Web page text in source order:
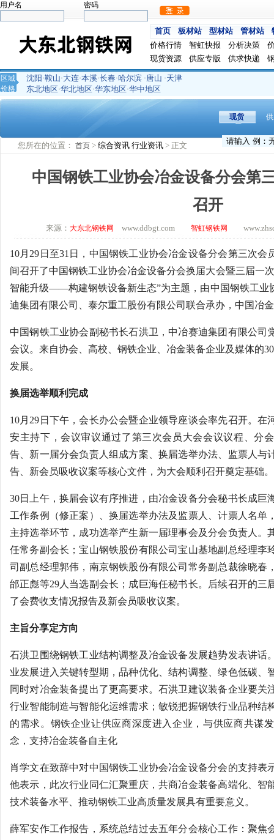
用户名 密码
首页 板材站 型材站 管材站
价格行情
智虹快报 分析决策
现货资源
供应专版 供求快递
区域
价格
沈阳 ·鞍山·大连·本溪·长春·哈尔滨 ·唐山 ·天津
东北地区·华北地区·华东地区·华中地区
现货
您所在的位置： 首页 > 综合资讯 行业资讯 > 正文
中国钢铁工业协会冶金设备分会第
召开
来源：大东北钢铁网 www.ddbgt.com智虹钢铁网
10月29日至31日，中国钢铁工业协会冶金设备分会第三次会
间召开了中国钢铁工业协会冶金设备分会换届大会暨三届一
智能升级——构建钢铁设备新生态”为主题，由中国钢铁工业
迪集团有限公司、泰尔重工股份有限公司联合承办，中国冶
中国钢铁工业协会副秘书长石洪卫，中冶赛迪集团有限公司
会议。来自协会、高校、钢铁企业、冶金装备企业及媒体的
发展。
换届选举顺利完成
10月29日下午，会长办公会暨企业领导座谈会率先召开。在
安主持下，会议审议通过了第三次会员大会会议议程、分
告、新一届分会负责人组成方案、换届选举办法、监票人与
告、新会员吸收议案等核心文件，为大会顺利召开奠定基础。
30日上午，换届会议有序推进，由冶金设备分会秘书长成巨
工作条例（修正案）、换届选举办法及监票人、计票人名单
主持选举环节，成功选举产生新一届理事会及分会负责人。
任常务副会长；宝山钢铁股份有限公司宝山基地副总经理李
司副总经理郭伟，南京钢铁股份有限公司常务副总裁徐晓春
邰正彪等29人当选副会长；成巨海任秘书长。后续召开的三
了会费收支情况报告及新会员吸收议案。
主旨分享定方向
石洪卫围绕钢铁工业结构调整及冶金设备发展趋势发表讲话
业发展进入关键转型期，品种优化、结构调整、绿色低碳、
同时对冶金装备提出了更高要求。石洪卫建议装备企业要关
行业智能制造与智能化运维需求；敏锐把握钢铁行业品种结
的需求。钢铁企业让供应商深度进入企业，与供应商共谋
念，支持冶金装备自主化
肖学文在致辞中对中国钢铁工业协会冶金设备分会的支持表
他表示，此次行业同仁汇聚重庆，共商冶金装备高端化、智
技术装备水平、推动钢铁工业高质量发展具有重要意义。
薛军安作工作报告，系统总结过去五年分会核心工作：聚焦